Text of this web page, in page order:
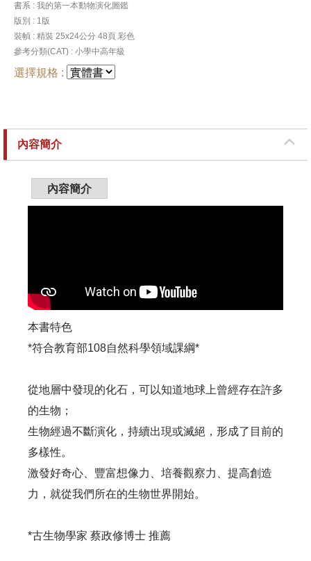
書系 : 我的第一本動物演化圖鑑
版別 : 1版
裝幀 : 精裝 25x24公分 48頁 彩色
參考分類(CAT) : 小學中高年級
選擇規格 :
內容簡介
內容簡介
本書特色
*符合教育部108自然科學領域課綱*
從地層中發現的化石，可以知道地球上曾經存在許多
的生物；
生物經過不斷演化，持續出現或滅絕，形成了目前的
多樣性。
激發好奇心、豐富想像力、培養觀察力、提高創造
力，就從我們所在的生物世界開始。
*古生物學家 蔡政修博士 推薦